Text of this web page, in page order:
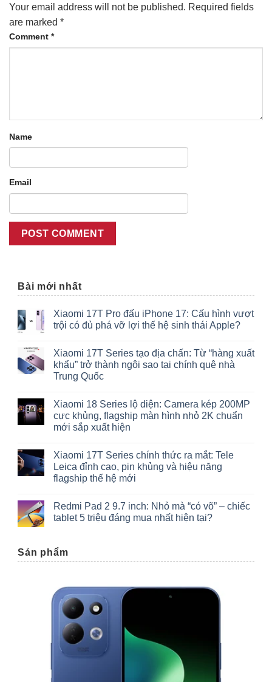
Your email address will not be published. Required fields
are marked *
Comment *
Name
Email
Bài mới nhất
Xiaomi 17T Pro đấu iPhone 17: Cấu hình vượt
trội có đủ phá vỡ lợi thế hệ sinh thái Apple?
Xiaomi 17T Series tạo địa chấn: Từ “hàng xuất
khẩu” trở thành ngôi sao tại chính quê nhà
Trung Quốc
Xiaomi 18 Series lộ diện: Camera kép 200MP
cực khủng, flagship màn hình nhỏ 2K chuẩn
mới sắp xuất hiện
Xiaomi 17T Series chính thức ra mắt: Tele
Leica đỉnh cao, pin khủng và hiệu năng
flagship thế hệ mới
Redmi Pad 2 9.7 inch: Nhỏ mà “có võ” – chiếc
tablet 5 triệu đáng mua nhất hiện tại?
Sản phẩm